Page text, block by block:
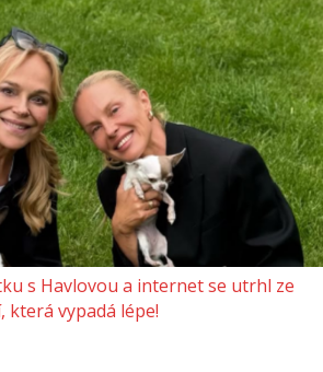
s Havlovou a internet se utrhl ze
která vypadá lépe!